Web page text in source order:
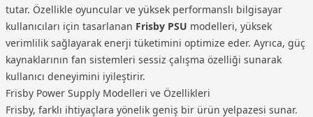
tutar. Özellikle oyuncular ve yüksek performanslı bilgisayar
kullanıcıları için tasarlanan Frisby PSU modelleri, yüksek
verimlilik sağlayarak enerji tüketimini optimize eder. Ayrıca, güç
kaynaklarının fan sistemleri sessiz çalışma özelliği sunarak
kullanıcı deneyimini iyileştirir.
Frisby Power Supply Modelleri ve Özellikleri
Frisby, farklı ihtiyaçlara yönelik geniş bir ürün yelpazesi sunar.